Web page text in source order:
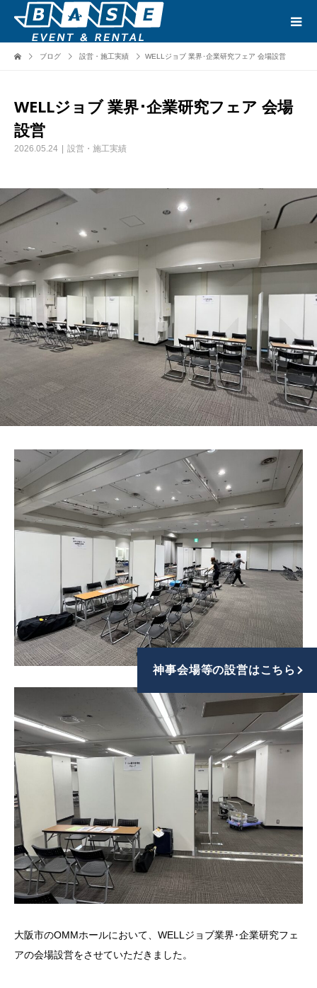
神事会場等の設営はこちら
ブログ 設営・施工実績 WELLジョブ 業界･企業研究フェア 会場設営
WELLジョブ 業界･企業研究フェア 会場
設営
2026.05.24 設営・施工実績
大阪市のOMMホールにおいて、WELLジョブ業界･企業研究フェ
アの会場設営をさせていただきました。